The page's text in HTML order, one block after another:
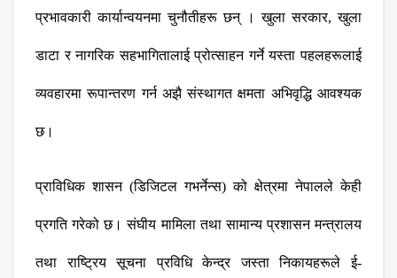
प्रभावकारी कार्यान्वयनमा चुनौतीहरू छन् । खुला सरकार, खुला
डाटा र नागरिक सहभागितालाई प्रोत्साहन गर्ने यस्ता पहलहरूलाई
व्यवहारमा रूपान्तरण गर्न अझै संस्थागत क्षमता अभिवृद्धि आवश्यक
छ।
प्राविधिक शासन (डिजिटल गभर्नेन्स) को क्षेत्रमा नेपालले केही
प्रगति गरेको छ। संघीय मामिला तथा सामान्य प्रशासन मन्त्रालय
तथा राष्ट्रिय सूचना प्रविधि केन्द्र जस्ता निकायहरूले ई-